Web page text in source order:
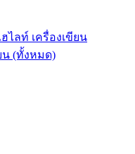
ไลท์ เครื่องเขียน
น (ทั้งหมด)